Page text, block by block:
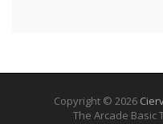
Copyright © 2026
The Arcade Basic